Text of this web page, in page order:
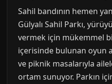
Sahil bandının hemen
Gülyalı Sahil Parkı,
vermek için mükemmel
içerisinde bulunan oyun
ve piknik masalarıyla
ortam sunuyor. Parkın